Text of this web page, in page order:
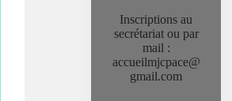
Inscriptions au
secrétariat ou par
mail :
accueilmjcpace@
gmail.com